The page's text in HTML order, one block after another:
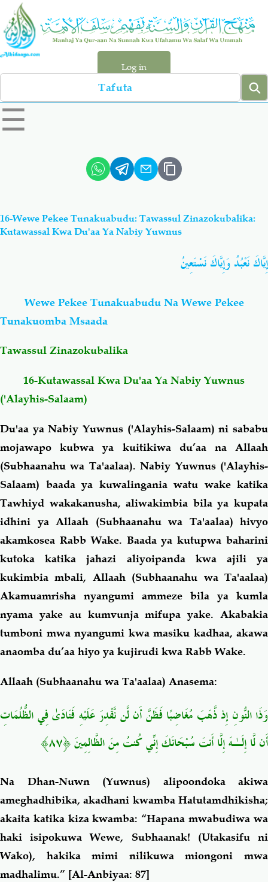
Skip
main
content
Log in
Search
left
sidebar
☰
Hadiyth
Aqiydah Manhaj
Bid-'ah (Uzushi)
Salaf Wa Ummah Firaq-Makundi
Akhlaaq-Aadaab
Familia-Jamii Maswali-Majibu
Chemsha Bongo Vitabu
Mapishi
16-Wewe Pekee Tunakuabudu: Tawassul Zinazokubalika:
Kutawassal Kwa Du'aa Ya Nabiy Yuwnus
إِيَّاكَ نَعْبُدُ وَإِيَّاكَ نَسْتَعِينُ
Wewe Pekee Tunakuabudu Na Wewe Pekee
Tunakuomba Msaada
Tawassul Zinazokubalika
16-Kutawassal Kwa Du'aa Ya Nabiy Yuwnus
('Alayhis-Salaam)
Du'aa ya Nabiy Yuwnus ('Alayhis-Salaam) ni sababu
mojawapo kubwa ya kuitikiwa du’aa na Allaah
(Subhaanahu wa Ta'aalaa). Nabiy Yuwnus ('Alayhis-
Salaam) baada ya kuwalingania watu wake katika
Tawhiyd wakakanusha, aliwakimbia bila ya kupata
idhini ya Allaah (Subhaanahu wa Ta'aalaa) hivyo
akamkosea Rabb Wake. Baada ya kutupwa baharini
kutoka katika jahazi aliyoipanda kwa ajili ya
kukimbia mbali, Allaah (Subhaanahu wa Ta'aalaa)
Akamuamrisha nyangumi ammeze bila ya kumla
nyama yake au kumvunja mifupa yake. Akabakia
tumboni mwa nyangumi kwa masiku kadhaa, akawa
anaomba du’aa hiyo ya kujirudi kwa Rabb Wake.
Allaah (Subhaanahu wa Ta'aalaa) Anasema:
وَذَا النُّونِ إِذ ذَّهَبَ مُغَاضِبًا فَظَنَّ أَن لَّن نَّقْدِرَ عَلَيْهِ فَنَادَىٰ فِي الظُّلُمَاتِ
أَن لَّا إِلَـٰهَ إِلَّا أَنتَ سُبْحَانَكَ إِنِّي كُنتُ مِنَ الظَّالِمِينَ ﴿٨٧﴾
Na Dhan-Nuwn (Yuwnus) alipoondoka akiwa
ameghadhibika, akadhani kwamba Hatutamdhikisha;
akaita katika kiza kwamba: “Hapana mwabudiwa wa
haki isipokuwa Wewe, Subhaanak! (Utakasifu ni
Wako), hakika mimi nilikuwa miongoni mwa
madhalimu.” [Al-Anbiyaa: 87]